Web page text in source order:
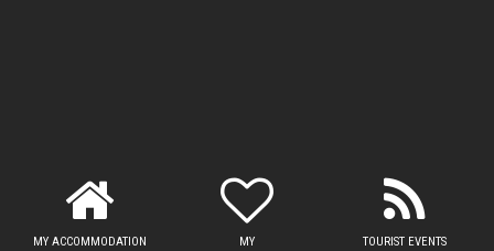
MY ACCOMMODATION
MY
TOURIST EVENTS